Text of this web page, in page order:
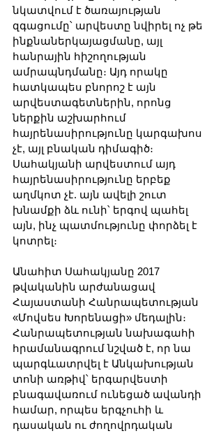
նկատվում է ծառայության
զգացումը՝ արվեստը նվիրել ոչ թե
ինքնաներկայացմանը, այլ
հանրային հիշողության
ամրապնդմանը։ Այդ որակը
հատկապես բնորոշ է այն
արվեստագետներին, որոնց
ներքին աշխարհում
հայրենասիրությունը կարգախոս
չէ, այլ բնական դիմագիծ։
Սահակյանի արվեստում այդ
հայրենասիրությունը երբեք
աղմկոտ չէ. այն ավելի շուտ
խնամքի ձև ունի՝ երգով պահել
այն, ինչ պատմությունը փորձել է
կոտրել։
Անահիտ Սահակյանը 2017
թվականին արժանացավ
Հայաստանի Հանրապետության
«Մովսես Խորենացի» մեդալին։
Հանրապետության նախագահի
հրամանագրում նշված է, որ նա
պարգևատրվել է Անկախության
տոնի առթիվ՝ երգարվեստի
բնագավառում ունեցած ավանդի
համար, որպես երգչուհի և
դասական ու ժողովրդական